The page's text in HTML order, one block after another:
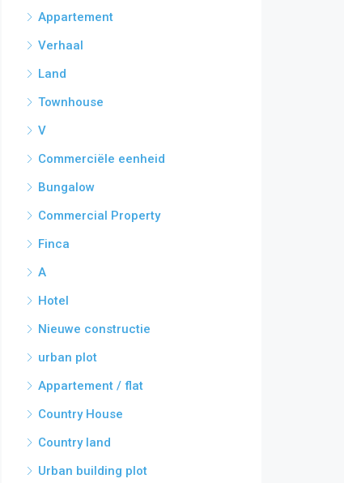
Appartement
Verhaal
Land
Townhouse
V
Commerciële eenheid
Bungalow
Commercial Property
Finca
A
Hotel
Nieuwe constructie
urban plot
Appartement / flat
Country House
Country land
Urban building plot